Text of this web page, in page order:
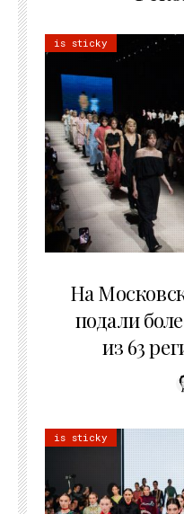
is sticky
На
подали
из 63
is sticky